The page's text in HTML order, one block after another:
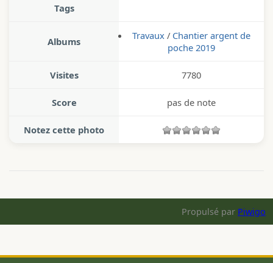
Tags
Albums Travaux / Chantier argent de
poche 2019
Visites 7780
Score pas de note
Notez cette photo
Propulsé par Piwigo